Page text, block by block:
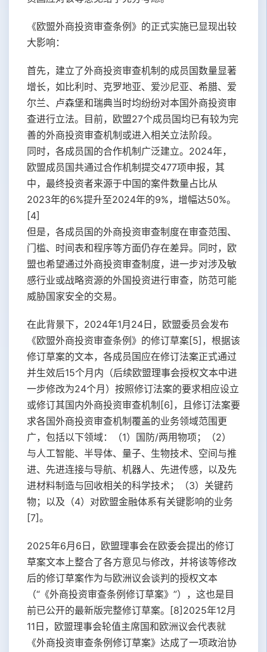
《欧盟外商投资审查条例》的正式实施已显现出较
大影响：
首先，建立了外商投资审查机制的成员国数量显著
增长，如比利时、克罗地亚、爱沙尼亚、希腊、爱
尔兰、卢森堡和瑞典当时均纷纷对本国外商投资审
查进行立法。目前，欧盟27个成员国均已有较为完
善的外商投资审查机制或进入相关立法阶段。
同时，各成员国的合作机制广泛建立。2024年，
欧盟成员国共通过合作机制提交477项申报，其
中，最终投资者来源于中国的案件数量占比从
2023年的6%提升至2024年的9%，增幅达50%。
[4]
但是，各成员国的外商投资审查制度在审查范围、
门槛、时间表和程序等方面仍存在差异。同时，欧
盟也希望通过外商投资审查制度，进一步对涉及敏
感行业或战略资源的外国投资进行审查，防范可能
威胁国家安全的交易。
在此背景下，2024年1月24日，欧盟委员会发布
《欧盟外商投资审查条例》的修订草案[5]，根据该
修订草案的文本，各成员国应在修订法案正式通过
并生效后15个月内（后续欧盟理事会授权文本中进
一步修改为24个月）按照修订法案的要求相应设立
或修订其国内外商投资审查机制[6]，且修订法案要
求各国外商投资审查机制覆盖的业务领域范围更
广，包括以下领域：（1）国防/两用物项；（2）
与人工智能、半导体、量子、生物技术、空间与推
进、先进连接与导航、机器人、先进传感，以及先
进材料制造与回收相关的科学技术；（3）关键药
物；以及（4）对欧盟金融体系有关键影响的业务
[7]。
2025年6月6日，欧盟理事会在欧委会提出的修订
草案文本上整合了各方意见与修改，并将该等修改
后的修订草案作为与欧洲议会谈判的授权文本
（“《外商投资审查条例修订草案》”），这也是目
前已公开的最新版完整修订草案。[8]2025年12月
11日，欧盟理事会轮值主席国和欧洲议会代表就
《外商投资审查条例修订草案》达成了一项政治协